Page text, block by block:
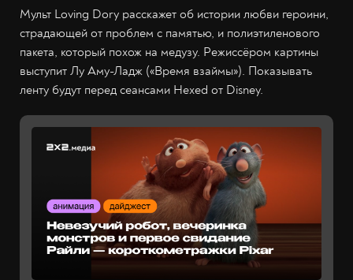
Мульт Loving Dory расскажет об истории любви героини,
страдающей от проблем с памятью, и полиэтиленового
пакета, который похож на медузу. Режиссёром картины
выступит Лу Аму-Ладж («Время взаймы»). Показывать
ленту будут перед сеансами Hexed от Disney.